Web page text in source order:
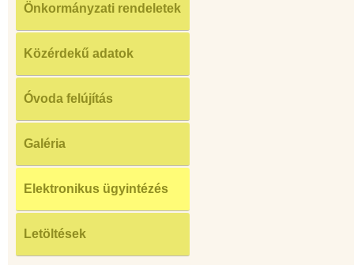
Önkormányzati rendeletek
Közérdekű adatok
Óvoda felújítás
Galéria
Elektronikus ügyintézés
Letöltések